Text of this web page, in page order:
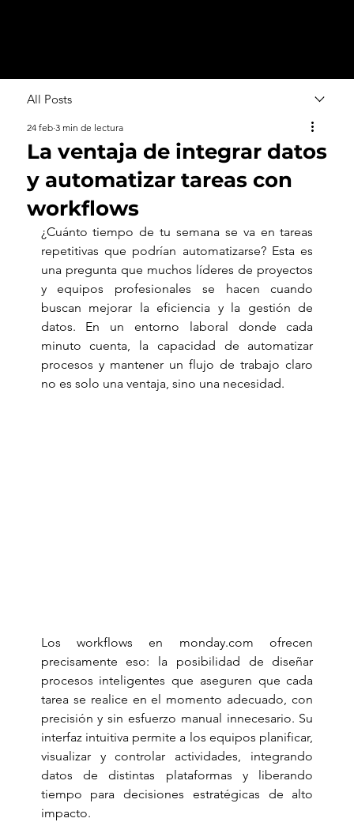
All Posts
La ventaja de integrar datos
y automatizar tareas con
workflows
24 feb 3 min de lectura
¿Cuánto tiempo de tu semana se va en tareas
repetitivas que podrían automatizarse? Esta es
una pregunta que muchos líderes de proyectos
y equipos profesionales se hacen cuando
buscan mejorar la eficiencia y la gestión de
datos. En un entorno laboral donde cada
minuto cuenta, la capacidad de automatizar
procesos y mantener un flujo de trabajo claro
no es solo una ventaja, sino una necesidad.
Los workflows en monday.com ofrecen
precisamente eso: la posibilidad de diseñar
procesos inteligentes que aseguren que cada
tarea se realice en el momento adecuado, con
precisión y sin esfuerzo manual innecesario. Su
interfaz intuitiva permite a los equipos planificar,
visualizar y controlar actividades, integrando
datos de distintas plataformas y liberando
tiempo para decisiones estratégicas de alto
impacto.